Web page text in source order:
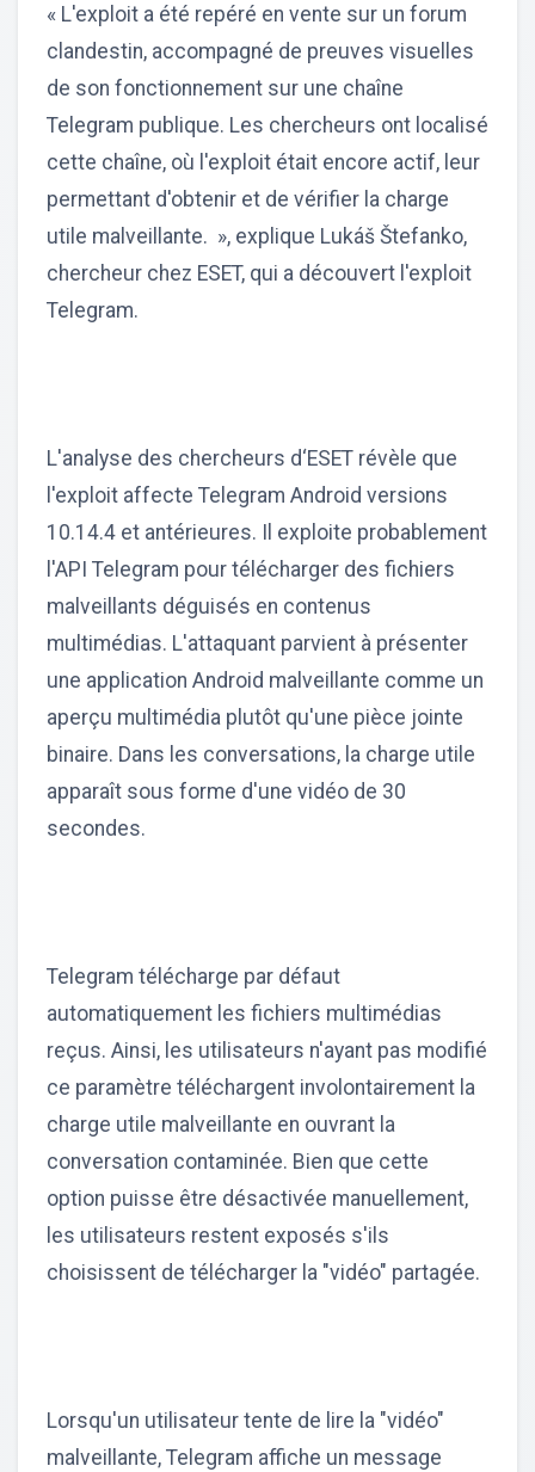
« L'exploit a été repéré en vente sur un forum
clandestin, accompagné de preuves visuelles
de son fonctionnement sur une chaîne
Telegram publique. Les chercheurs ont localisé
cette chaîne, où l'exploit était encore actif, leur
permettant d'obtenir et de vérifier la charge
utile malveillante. », explique Lukáš Štefanko,
chercheur chez ESET, qui a découvert l'exploit
Telegram.
L'analyse des chercheurs d‘ESET révèle que
l'exploit affecte Telegram Android versions
10.14.4 et antérieures. Il exploite probablement
l'API Telegram pour télécharger des fichiers
malveillants déguisés en contenus
multimédias. L'attaquant parvient à présenter
une application Android malveillante comme un
aperçu multimédia plutôt qu'une pièce jointe
binaire. Dans les conversations, la charge utile
apparaît sous forme d'une vidéo de 30
secondes.
Telegram télécharge par défaut
automatiquement les fichiers multimédias
reçus. Ainsi, les utilisateurs n'ayant pas modifié
ce paramètre téléchargent involontairement la
charge utile malveillante en ouvrant la
conversation contaminée. Bien que cette
option puisse être désactivée manuellement,
les utilisateurs restent exposés s'ils
choisissent de télécharger la "vidéo" partagée.
Lorsqu'un utilisateur tente de lire la "vidéo"
malveillante, Telegram affiche un message